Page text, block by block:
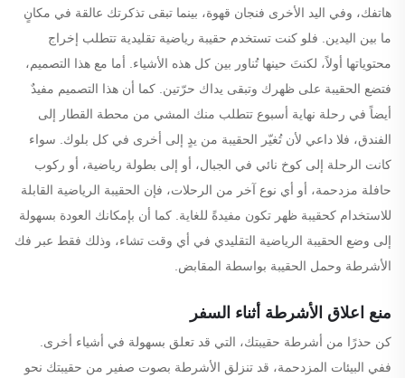
هاتفك، وفي اليد الأخرى فنجان قهوة، بينما تبقى تذكرتك عالقة في مكانٍ
ما بين اليدين. فلو كنت تستخدم حقيبة رياضية تقليدية تتطلب إخراج
محتوياتها أولاً، لكنتَ حينها تُناور بين كل هذه الأشياء. أما مع هذا التصميم،
فتضع الحقيبة على ظهرك وتبقى يداك حرّتين. كما أن هذا التصميم مفيدٌ
أيضاً في رحلة نهاية أسبوع تتطلب منك المشي من محطة القطار إلى
الفندق، فلا داعي لأن تُغيّر الحقيبة من يدٍ إلى أخرى في كل بلوك. سواء
كانت الرحلة إلى كوخ نائي في الجبال، أو إلى بطولة رياضية، أو ركوب
حافلة مزدحمة، أو أي نوع آخر من الرحلات، فإن الحقيبة الرياضية القابلة
للاستخدام كحقيبة ظهر تكون مفيدةً للغاية. كما أن بإمكانك العودة بسهولة
إلى وضع الحقيبة الرياضية التقليدي في أي وقت تشاء، وذلك فقط عبر فك
الأشرطة وحمل الحقيبة بواسطة المقابض.
منع اعلاق الأشرطة أثناء السفر
كن حذرًا من أشرطة حقيبتك، التي قد تعلق بسهولة في أشياء أخرى.
ففي البيئات المزدحمة، قد تنزلق الأشرطة بصوت صفير من حقيبتك نحو